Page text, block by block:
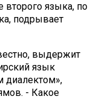
второго языка, по
подрывает
выдержит
язык
диалектом»,
- Какое